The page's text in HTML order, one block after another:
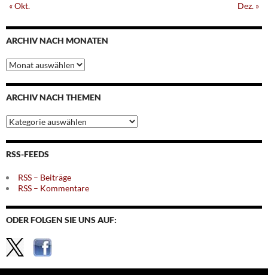
« Okt.
Dez. »
ARCHIV NACH MONATEN
Archiv
nach
Monaten
ARCHIV NACH THEMEN
Archiv
nach
Themen
RSS-FEEDS
RSS – Beiträge
RSS – Kommentare
ODER FOLGEN SIE UNS AUF: